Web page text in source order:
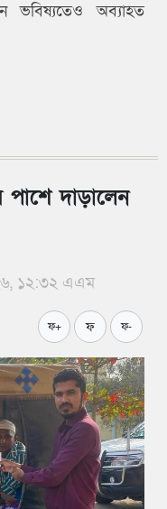
ভবিষ্যতেও অব্যাহত
পাশে দাড়ালেন
১২:৩২ এএম
ফ+ ফ ফ-